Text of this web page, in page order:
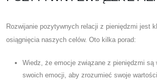
Rozwijanie pozytywnych relacji z pieniędzmi jest
osiągnięcia naszych celów. Oto kilka porad:
Wiedz, że emocje związane z pieniędzmi są
swoich emocji, aby zrozumieć swoje